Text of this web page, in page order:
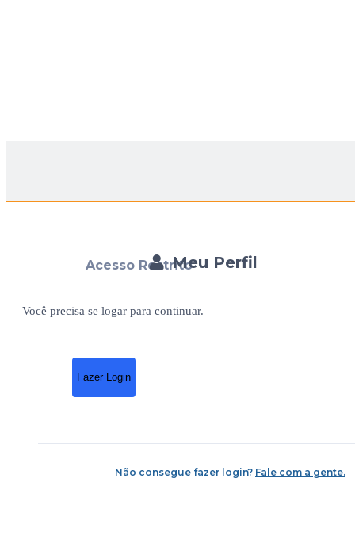
Meu Perfil
Acesso Restrito
Você precisa se logar para continuar.
Fazer Login
Não consegue fazer login? Fale com a gente.